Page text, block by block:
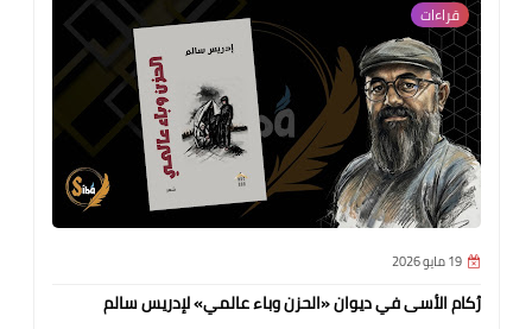
قراءات
19 مايو 2026
رُكام الأسى في ديوان «الحزن وباء عالمي» لإدريس سالم